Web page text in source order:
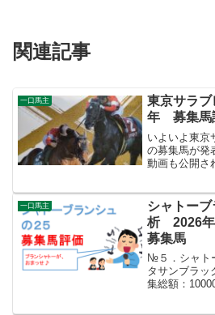
関連記事
一口馬主
東京サラ
年 募集馬
いよいよ東京
の募集馬が発
動画も公開さ
サラ2021年募
統評価をし...
一口馬主
シャトー
析 2026年
募集馬
№５．シャト
タサンブラッ
集総額：